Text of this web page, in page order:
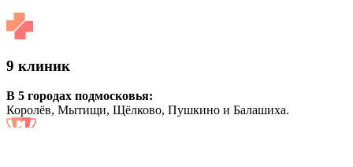
9 клиник
В 5 городах подмосковья:
Королёв, Мытищи, Щёлково, Пушкино и Балашиха.